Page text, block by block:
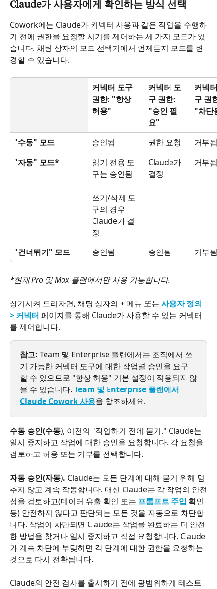
Claude가 사용자에게 확인하는 방식 선택
Cowork에는 Claude가 커넥터 사용과 같은 작업을 수행하
기 전에 권한을 요청할 시기를 제어하는 세 가지 모드가 있
습니다. 채팅 상자의 모드 선택기에서 언제든지 모드를 변
경할 수 있습니다.
커넥터 도구
권한: "항상
허용"
커넥터 도
구 권한:
"승인 필
요"
커넥
구 권
"차단
"수동" 모드 승인됨 권한 요청
거부됨
"자동" 모드*
읽기 전용 도
구는 승인됨
쓰기/삭제 도
구의 경우
Claude가 결
정
Claude가
결정
거부됨
"건너뛰기" 모드 승인됨 승인됨 거부됨
*현재 Pro 및 Max 플랜에서만 사용 가능합니다.
상기시켜 드리자면, 채팅 상자의 + 메뉴 또는 사용자 정의
> 커넥터 페이지를 통해 Claude가 사용할 수 있는 커넥터
를 제어합니다.
참고: Team 및 Enterprise 플랜에서는 조직에서 쓰
기 가능한 커넥터 도구에 대한 작업별 승인을 요구
할 수 있으므로 "항상 허용" 기본 설정이 적용되지 않
을 수 있습니다. Team 및 Enterprise 플랜에서
Claude Cowork 사용을 참조하세요.
수동 승인(수동), 이전의 "작업하기 전에 묻기." Claude는
일시 중지하고 작업에 대한 승인을 요청합니다. 각 요청을
검토하고 허용 또는 거부를 선택합니다.
자동 승인(자동). Claude는 모든 단계에 대해 묻기 위해 멈
추지 않고 계속 작동합니다. 대신 Claude는 각 작업의 안전
성을 검토하고(데이터 유출 확인 또는 프롬프트 주입 확인
등) 안전하지 않다고 판단되는 모든 것을 자동으로 차단합
니다. 작업이 차단되면 Claude는 작업을 완료하는 더 안전
한 방법을 찾거나 일시 중지하고 직접 요청합니다. Claude
가 계속 차단에 부딪히면 각 단계에 대한 권한을 요청하는
것으로 다시 전환됩니다.
Claude의 안전 검사를 출시하기 전에 광범위하게 테스트